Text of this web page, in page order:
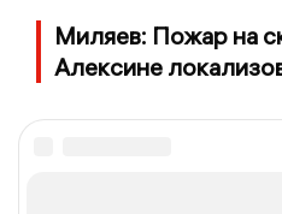
Миляев: Пожар на
Алексине